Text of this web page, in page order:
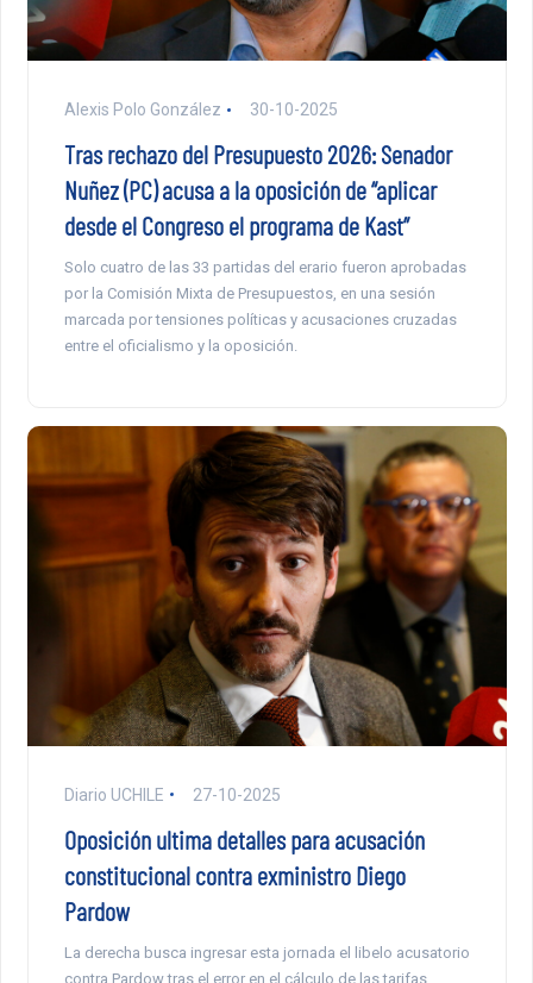
Alexis Polo González 30-10-2025
Tras rechazo del Presupuesto 2026: Senador
Nuñez (PC) acusa a la oposición de “aplicar
desde el Congreso el programa de Kast”
Solo cuatro de las 33 partidas del erario fueron aprobadas
por la Comisión Mixta de Presupuestos, en una sesión
marcada por tensiones políticas y acusaciones cruzadas
entre el oficialismo y la oposición.
Diario UCHILE 27-10-2025
Oposición ultima detalles para acusación
constitucional contra exministro Diego
Pardow
La derecha busca ingresar esta jornada el libelo acusatorio
contra Pardow tras el error en el cálculo de las tarifas